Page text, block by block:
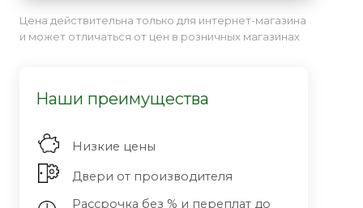
Цена действительна только для интернет-магазина
и может отличаться от цен в розничных магазинах
Наши преимущества
Низкие цены
Двери от производителя
Рассрочка без % и переплат до